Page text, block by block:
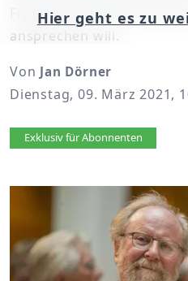
Frage auf, wen die
ansprechen will.
Von Jan Dörner
Dienstag, 09. März 2021,
Artikel vorlesen
Exklusiv für Abonnenten
Hier geht es zu